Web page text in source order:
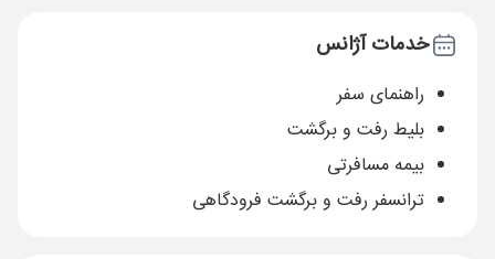
خدمات آژانس
راهنمای سفر
بلیط رفت و برگشت
بیمه مسافرتی
ترانسفر رفت و برگشت فرودگاهی